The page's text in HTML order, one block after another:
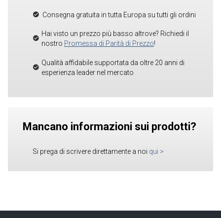
Consegna gratuita in tutta Europa su tutti gli ordini
Hai visto un prezzo più basso altrove? Richiedi il
nostro Promessa di Parità di Prezzo!
Qualità affidabile supportata da oltre 20 anni di
esperienza leader nel mercato
Mancano informazioni sui prodotti?
Si prega di scrivere direttamente a noi qui >